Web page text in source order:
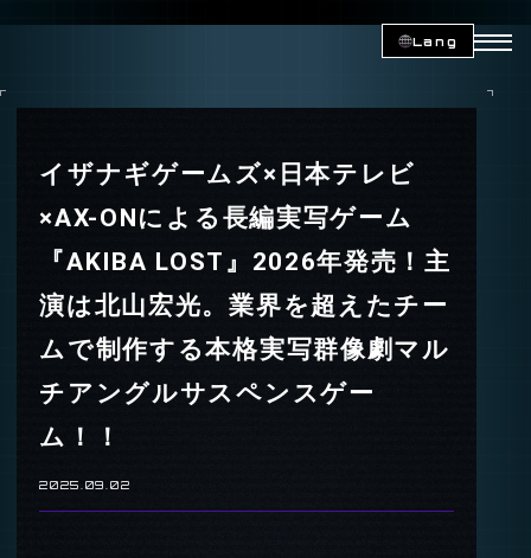
Lang
イザナギゲームズ×日本テレビ
×AX-ONによる長編実写ゲーム
『AKIBA LOST』2026年発売！主
演は北山宏光。業界を超えたチー
ムで制作する本格実写群像劇マル
チアングルサスペンスゲー
ム！！
2025.09.02